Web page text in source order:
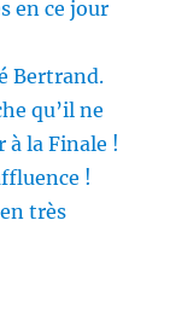
en ce jour
Bertrand.
qu’il ne
à la Finale !
!
très